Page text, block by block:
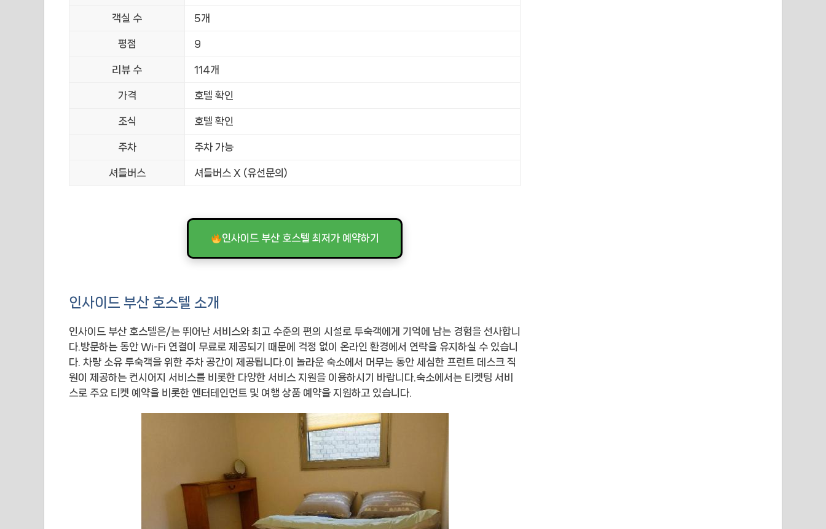
객실 수 5개
평점 9
리뷰 수 114개
가격 호텔 확인
조식 호텔 확인
주차 주차 가능
셔틀버스 셔틀버스 X (유선문의)
인사이드 부산 호스텔 최저가 예약하기
인사이드 부산 호스텔 소개
인사이드 부산 호스텔은/는 뛰어난 서비스와 최고 수준의 편의 시설로 투숙객에게 기억에 남는 경험을 선사합니
다.방문하는 동안 Wi-Fi 연결이 무료로 제공되기 때문에 걱정 없이 온라인 환경에서 연락을 유지하실 수 있습니
다. 차량 소유 투숙객을 위한 주차 공간이 제공됩니다.이 놀라운 숙소에서 머무는 동안 세심한 프런트 데스크 직
원이 제공하는 컨시어지 서비스를 비롯한 다양한 서비스 지원을 이용하시기 바랍니다.숙소에서는 티켓팅 서비
스로 주요 티켓 예약을 비롯한 엔터테인먼트 및 여행 상품 예약을 지원하고 있습니다.